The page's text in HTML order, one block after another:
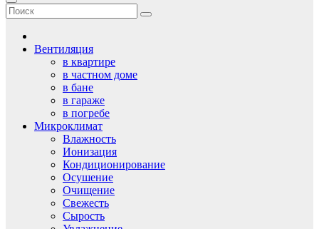
Вентиляция
в квартире
в частном доме
в бане
в гараже
в погребе
Микроклимат
Влажность
Ионизация
Кондиционирование
Осушение
Очищение
Свежесть
Сырость